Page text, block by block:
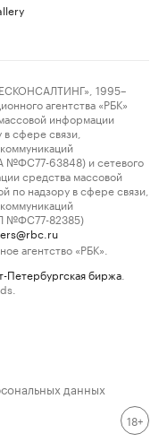
1995–
агентства «РБК»
информации
сфере связи,
№ФС77-63848) и сетевого
средства массовой
по надзору в сфере связи,
№ФС77-82385)
агентство «РБК».
Петербургская биржа
данных
18+